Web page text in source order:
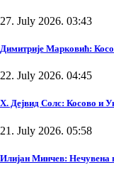
27. July 2026. 03:43
Димитрије Марковић:
22. July 2026. 04:45
Х. Дејвид Солс: Косово и
21. July 2026. 05:58
Илијан Минчев: Нечувена